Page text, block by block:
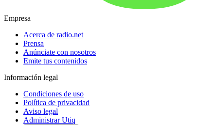
Empresa
Acerca de radio.net
Prensa
Anúnciate con nosotros
Emite tus contenidos
Información legal
Condiciones de uso
Política de privacidad
Aviso legal
Administrar Utiq